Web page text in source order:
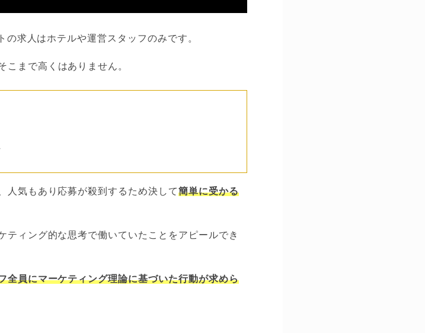
求人はホテルや運営スタッフのみです。
こまで高くはありません。
人気もあり応募が殺到するため決して簡単に受かる
ティング的な思考で働いていたことをアピールでき
全員にマーケティング理論に基づいた行動が求めら